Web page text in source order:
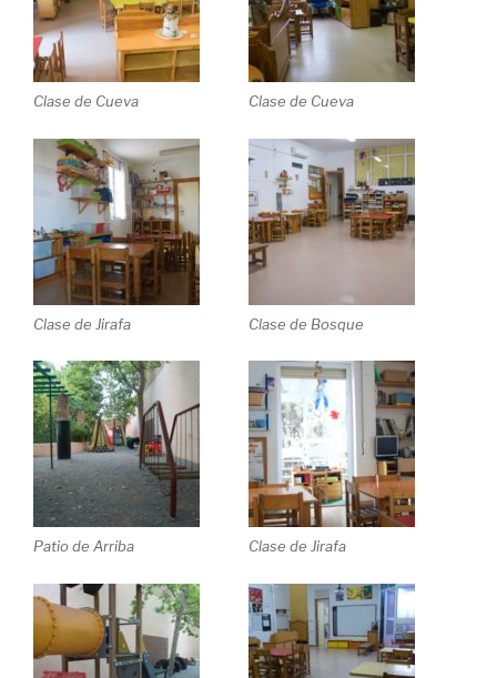
Clase de Cueva Clase de Cueva
Clase de Jirafa Clase de Bosque
Patio de Arriba Clase de Jirafa